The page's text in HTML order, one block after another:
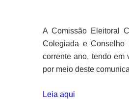
A Comissão Eleitoral
Colegiada e
corrente ano, tendo em
por meio deste
Leia aqui